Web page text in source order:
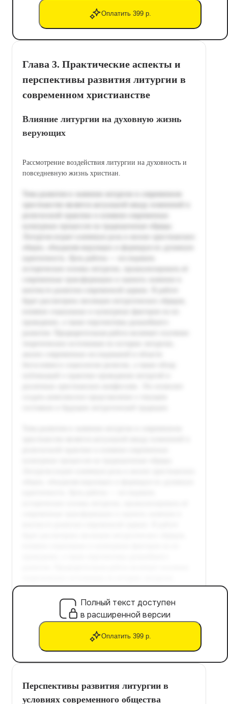
Оплатить 399 р.
Глава 3. Практические аспекты и
перспективы развития литургии в
современном христианстве
Влияние литургии на духовную жизнь
верующих
Рассмотрение воздействия литургии на духовность и
повседневную жизнь христиан.
Полный текст доступен
в расширенной версии
Оплатить 399 р.
Перспективы развития литургии в
условиях современного общества